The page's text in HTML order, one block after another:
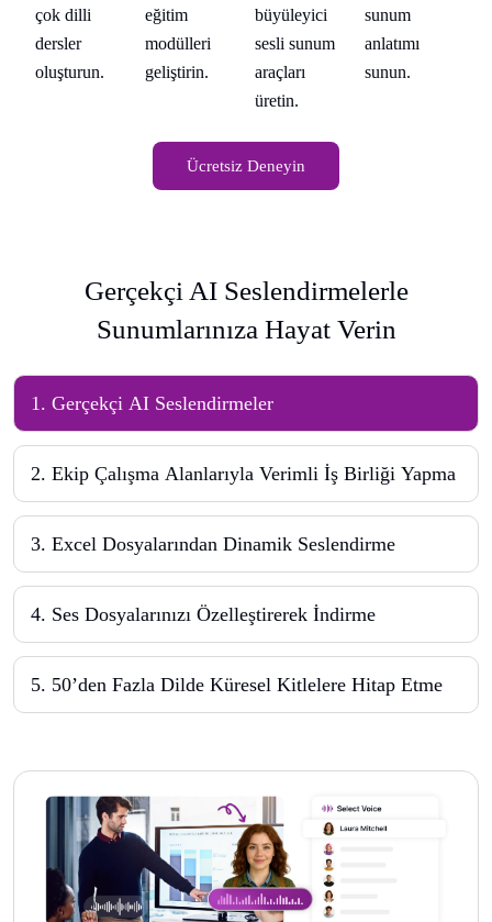
çok dilli
dersler
oluşturun.
eğitim
modülleri
geliştirin.
büyüleyici
sesli sunum
araçları
üretin.
sunum
anlatımı
sunun.
Ücretsiz Deneyin
Gerçekçi AI Seslendirmelerle
Sunumlarınıza Hayat Verin
1. Gerçekçi AI Seslendirmeler
2. Ekip Çalışma Alanlarıyla Verimli İş Birliği Yapma
3. Excel Dosyalarından Dinamik Seslendirme
4. Ses Dosyalarınızı Özelleştirerek İndirme
5. 50’den Fazla Dilde Küresel Kitlelere Hitap Etme